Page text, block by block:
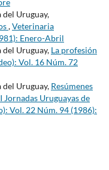
Uruguay,
,Veterinaria
Enero-Abril
Uruguay, La profesión
Vol. 16 Núm. 72
Uruguay, Resúmenes
Jornadas Uruguayas de
Vol. 22 Núm. 94 (1986):